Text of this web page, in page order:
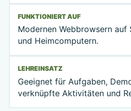
FUNKTIONIERT AUF
Modernen Webbrowsern auf
und Heimcomputern.
LEHREINSATZ
Geeignet für Aufgaben,
verknüpfte Aktivitäten und